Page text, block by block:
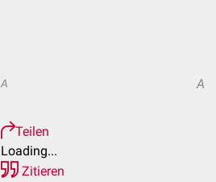
A A
Teilen
Loading...
Zitieren